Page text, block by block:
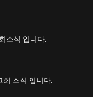
소식 입니다.
소식 입니다.